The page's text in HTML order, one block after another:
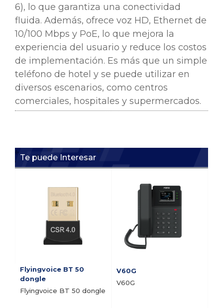
6), lo que garantiza una conectividad
fluida. Además, ofrece voz HD, Ethernet de
10/100 Mbps y PoE, lo que mejora la
experiencia del usuario y reduce los costos
de implementación. Es más que un simple
teléfono de hotel y se puede utilizar en
diversos escenarios, como centros
comerciales, hospitales y supermercados.
Te puede Interesar
Flyingvoice BT 50
dongle
Flyingvoice BT 50 dongle
V60G
V60G